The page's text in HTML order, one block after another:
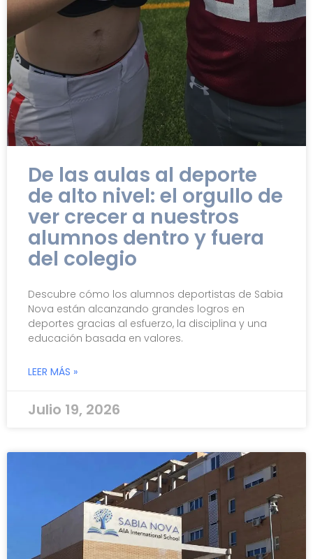
De las aulas al deporte
de alto nivel: el orgullo de
ver crecer a nuestros
alumnos dentro y fuera
del colegio
Descubre cómo los alumnos deportistas de Sabia
Nova están alcanzando grandes logros en
deportes gracias al esfuerzo, la disciplina y una
educación basada en valores.
LEER MÁS »
Julio 19, 2026